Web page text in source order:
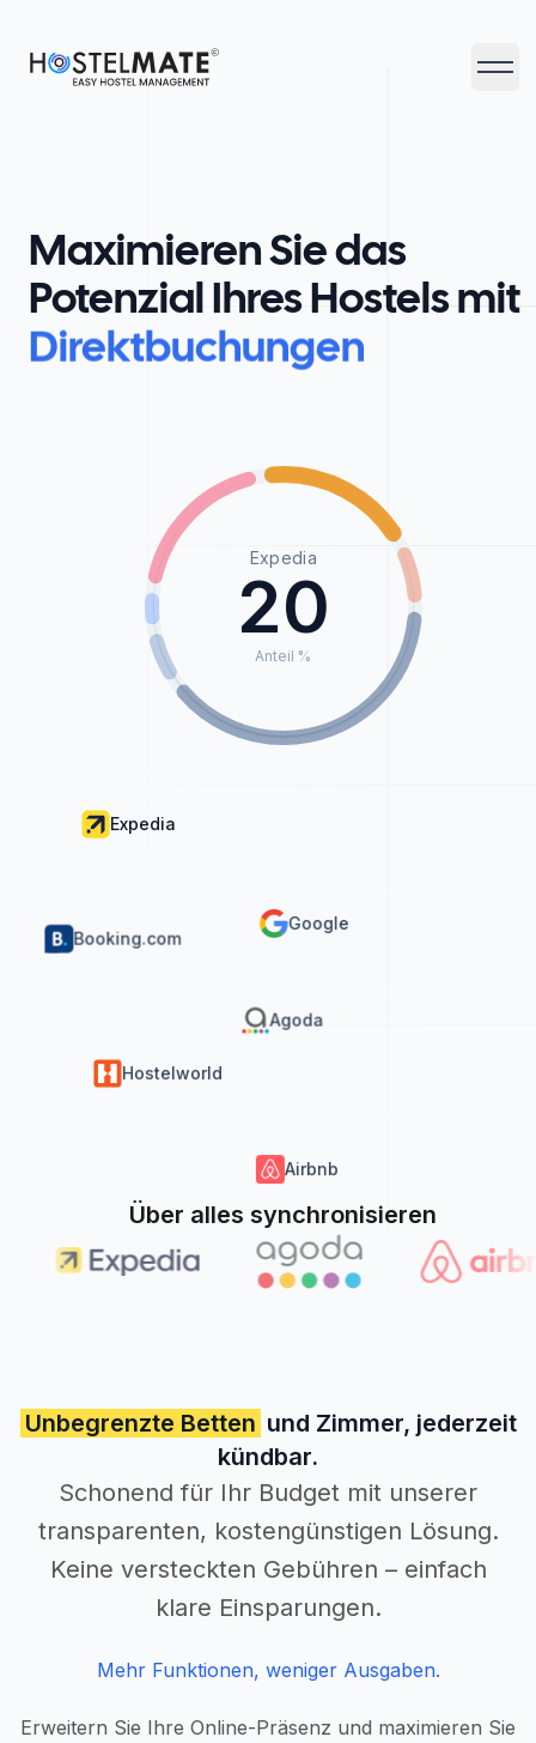
Maximieren Sie das
Potenzial Ihres Hostels mit
Direktbuchungen
Expedia
20
Anteil %
Expedia
Booking.com
Google
Agoda
Hostelworld
Airbnb
Über alles synchronisieren
Unbegrenzte Betten und Zimmer, jederzeit
kündbar.
Schonend für Ihr Budget mit unserer
transparenten, kostengünstigen Lösung.
Keine versteckten Gebühren – einfach
klare Einsparungen.
Mehr Funktionen, weniger Ausgaben.
Erweitern Sie Ihre Online-Präsenz und maximieren Sie